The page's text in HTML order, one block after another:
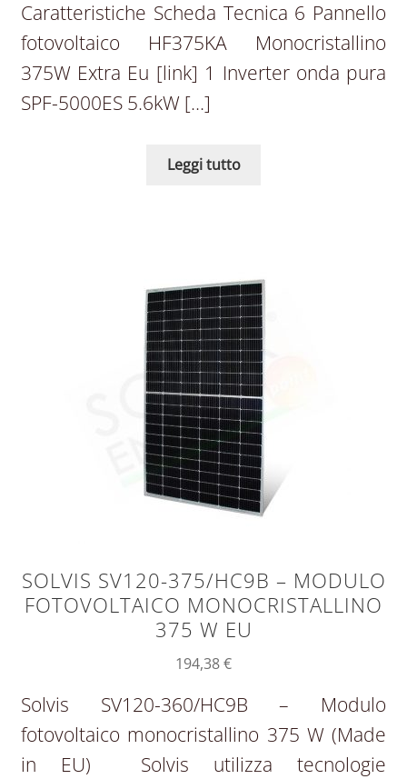
Caratteristiche Scheda Tecnica 6 Pannello
fotovoltaico HF375KA Monocristallino
375W Extra Eu [link] 1 Inverter onda pura
SPF-5000ES 5.6kW […]
Leggi tutto
SOLVIS SV120-375/HC9B – MODULO
FOTOVOLTAICO MONOCRISTALLINO
375 W EU
194,38€
Solvis SV120-360/HC9B – Modulo
fotovoltaico monocristallino 375 W (Made
in EU) Solvis utilizza tecnologie